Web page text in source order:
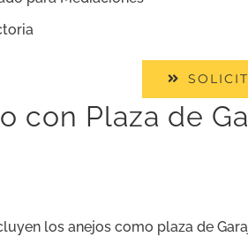
con Plaza de
los anejos como plaza de